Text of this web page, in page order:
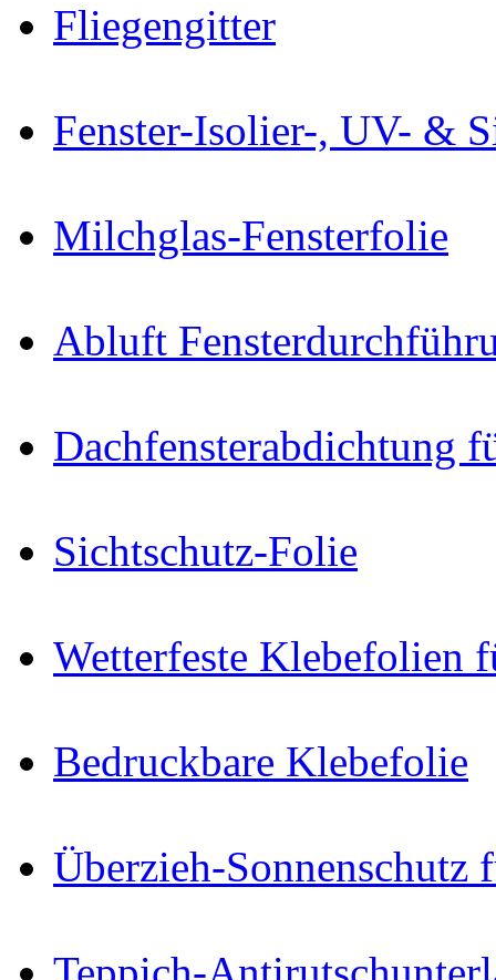
Fliegengitter
Fenster-Isolier-, UV- &
Milchglas-Fensterfolie
Abluft
Dachfensterabdichtung
Sichtschutz-Folie
Wetterfeste Klebefolien
Bedruckbare Klebefolie
Überzieh-Sonnenschutz